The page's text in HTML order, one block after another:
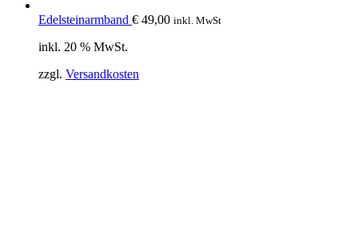
Edelsteinarmband € 49,00 inkl. MwSt
inkl. 20 % MwSt.
zzgl. Versandkosten